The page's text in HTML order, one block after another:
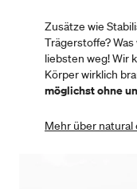
Zusätze wie
Trägerstoffe?
liebsten weg! Wir
Körper wirklich
möglichst ohne
Mehr über natural